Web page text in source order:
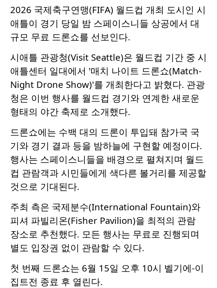
2026 국제축구연맹(FIFA) 월드컵 개최 도시인 시
애틀이 경기 당일 밤 스페이스니들 상공에서 대
규모 무료 드론쇼를 선보인다.
시애틀 관광청(Visit Seattle)은 월드컵 기간 중 시
애틀센터 일대에서 '매치 나이트 드론쇼(Match-
Night Drone Show)'를 개최한다고 밝혔다. 관광
청은 이번 행사를 월드컵 경기와 연계한 새로운
형태의 야간 축제로 소개했다.
드론쇼에는 수백 대의 드론이 투입돼 참가국 국
기와 경기 결과 등을 밤하늘에 구현할 예정이다.
행사는 스페이스니들을 배경으로 펼쳐지며 월드
컵 관람객과 시민들에게 색다른 볼거리를 제공할
것으로 기대된다.
주최 측은 국제분수(International Fountain)와
피셔 파빌리온(Fisher Pavilion)을 최적의 관람
장소로 추천했다. 모든 행사는 무료로 진행되며
별도 입장권 없이 관람할 수 있다.
첫 번째 드론쇼는 6월 15일 오후 10시 벨기에-이
집트전 종료 후 열린다.